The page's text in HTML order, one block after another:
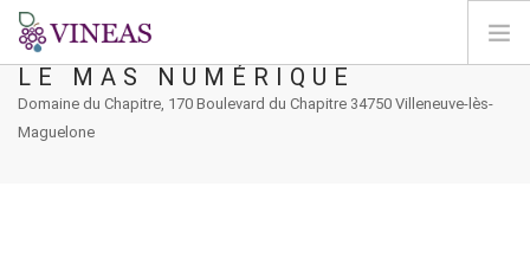
ΣΠΊΤΙ
ΓΙΑ ΤΗ VINEAS
LE MAS NUMÉRIQUE
Domaine du Chapitre, 170 Boulevard du Chapitre 34750 Villeneuve-lès-
Maguelone